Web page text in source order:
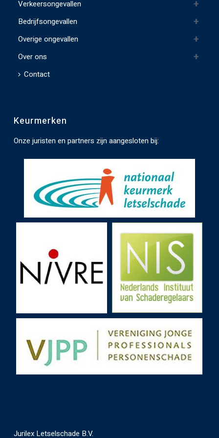
l
e
g
t
e
e
.
Verkeersongevallen
Bedrijfsongevallen
Overige ongevallen
Over ons
Contact
Keurmerken
Onze juristen en partners zijn aangesloten bij:
Jurilex Letselschade B.V.